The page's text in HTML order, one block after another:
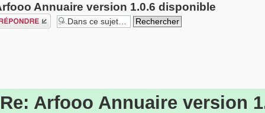
Annuaire version 1.0.6 disponible
Re: Arfooo Annuaire version